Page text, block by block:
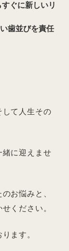
ぐに新しいリ
歯並びを責任
して人生その
緒に迎えませ
お悩みと、
ください。
ます。